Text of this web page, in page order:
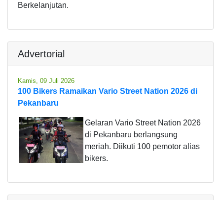
Berkelanjutan.
Advertorial
Kamis, 09 Juli 2026
100 Bikers Ramaikan Vario Street Nation 2026 di
Pekanbaru
Gelaran Vario Street Nation 2026
di Pekanbaru berlangsung
meriah. Diikuti 100 pemotor alias
bikers.